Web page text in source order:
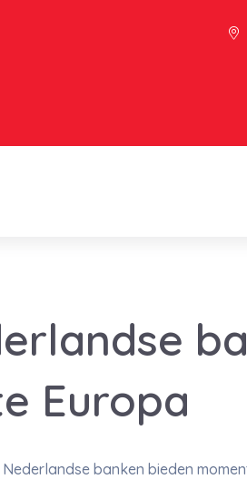
Europa
banken bieden